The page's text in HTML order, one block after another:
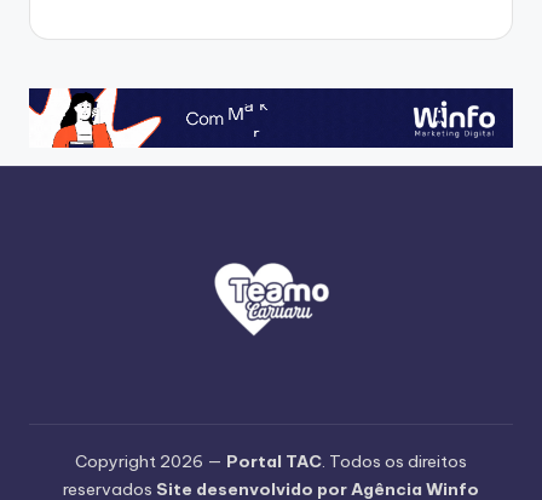
Copyright 2026 — Portal TAC. Todos os direitos
reservados Site desenvolvido por Agência Winfo